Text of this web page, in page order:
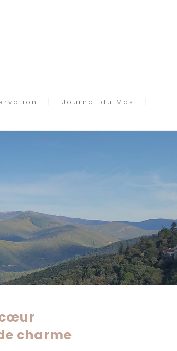
Journal du Mas
charme